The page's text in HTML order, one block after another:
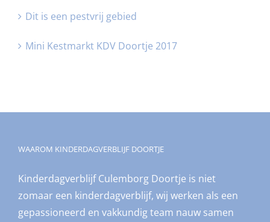
Dit is een pestvrij gebied
Mini Kestmarkt KDV Doortje 2017
WAAROM KINDERDAGVERBLIJF DOORTJE
Kinderdagverblijf Culemborg Doortje is niet
zomaar een kinderdagverblijf, wij werken als een
gepassioneerd en vakkundig team nauw samen